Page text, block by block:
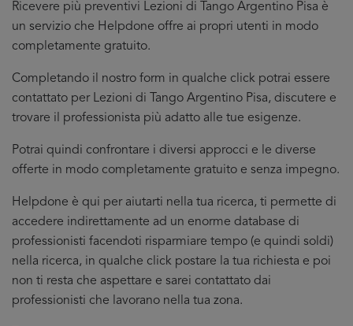
Ricevere più preventivi Lezioni di Tango Argentino Pisa è
un servizio che Helpdone offre ai propri utenti in modo
completamente gratuito.
Completando il nostro form in qualche click potrai essere
contattato per Lezioni di Tango Argentino Pisa, discutere e
trovare il professionista più adatto alle tue esigenze.
Potrai quindi confrontare i diversi approcci e le diverse
offerte in modo completamente gratuito e senza impegno.
Helpdone è qui per aiutarti nella tua ricerca, ti permette di
accedere indirettamente ad un enorme database di
professionisti facendoti risparmiare tempo (e quindi soldi)
nella ricerca, in qualche click postare la tua richiesta e poi
non ti resta che aspettare e sarei contattato dai
professionisti che lavorano nella tua zona.